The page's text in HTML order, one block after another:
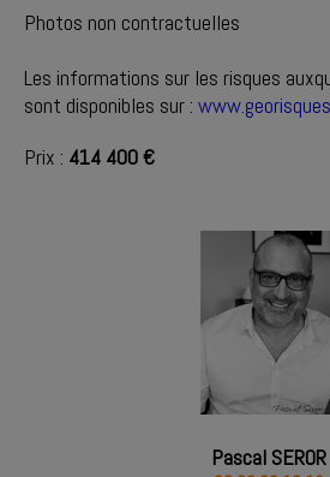
Photos non contractuelles
Les informations sur les risques
sont disponibles sur :
Prix : 414 400 €
Pascal SEROR